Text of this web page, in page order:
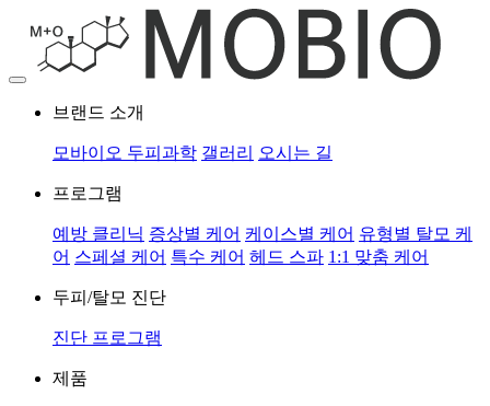
브랜드 소개
모바이오 두피과학 갤러리 오시는 길
프로그램
예방 클리닉 증상별 케어 케이스별 케어 유형별 탈모 케
어 스페셜 케어 특수 케어 헤드 스파 1:1 맞춤 케어
두피/탈모 진단
진단 프로그램
제품